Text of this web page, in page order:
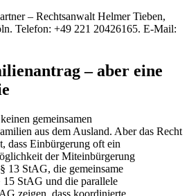
– Rechtsanwalt Helmer Tieben,
Telefon: +49 221 20426165. E-Mail:
– aber eine
gemeinsamen
aus dem Ausland. Aber das Recht
dass Einbürgerung oft ein
der Miteinbürgerung
13 StAG, die gemeinsame
StAG und die parallele